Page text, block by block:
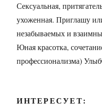
Сексуальная,
ухоженная. Приглашу
незабываемых и
Юная красотка,
профессионализма)
ИНТЕРЕСУЕТ: